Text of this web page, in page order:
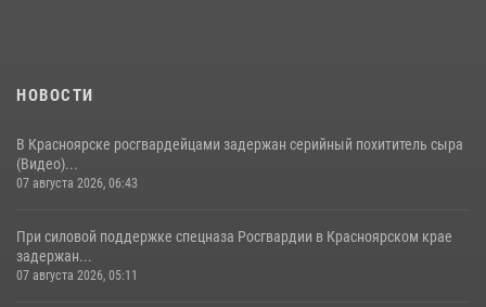
НОВОСТИ
В Красноярске росгвардейцами задержан серийный похититель сыра
(Видео)...
07 августа 2026, 06:43
При силовой поддержке спецназа Росгвардии в Красноярском крае
задержан...
07 августа 2026, 05:11